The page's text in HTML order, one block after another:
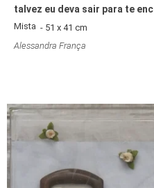
talvez eu deva sair para te
Mista - 51 x 41 cm
Alessandra França